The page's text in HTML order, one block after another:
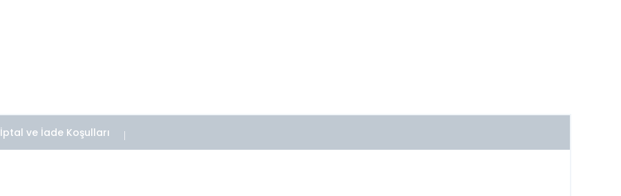
İptal ve İade Koşulları